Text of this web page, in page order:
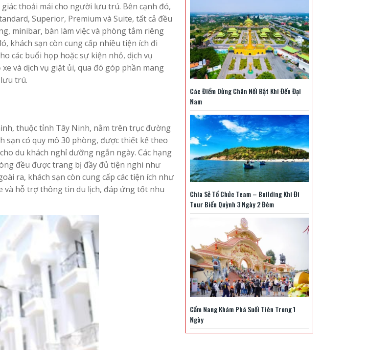
thoải mái cho người lưu trú. Bên cạnh đó,
Superior, Premium và Suite, tất cả đều
minibar, bàn làm việc và phòng tắm riêng
khách sạn còn cung cấp nhiều tiện ích đi
các buổi họp hoặc sự kiện nhỏ, dịch vụ
và dịch vụ giặt ủi, qua đó góp phần mang
trú.
thuộc tỉnh Tây Ninh, nằm trên trục đường
sạn có quy mô 30 phòng, được thiết kế theo
du khách nghỉ dưỡng ngắn ngày. Các hạng
đều được trang bị đầy đủ tiện nghi như
ra, khách sạn còn cung cấp các tiện ích như
và hỗ trợ thông tin du lịch, đáp ứng tốt nhu
Các Điểm Dừng Chân Nổi Bật Khi Đến Đại
Nam
Chia Sẻ Tổ Chức Team – Building Khi Đi
Tour Biển Quỳnh 3 Ngày 2 Đêm
Cẩm Nang Khám Phá Suối Tiên Trong 1
Ngày